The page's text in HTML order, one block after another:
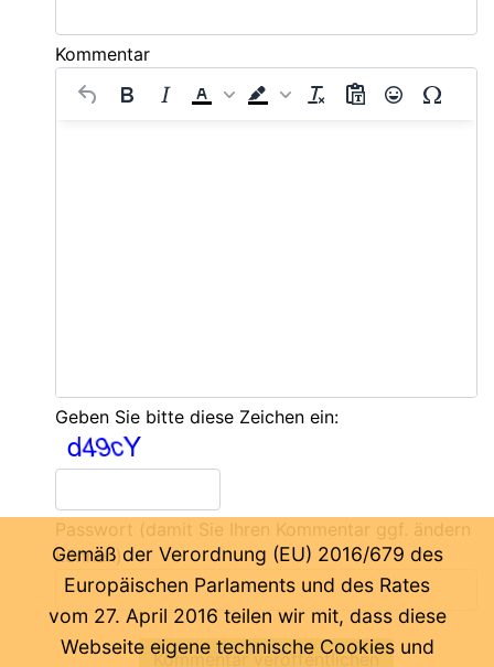
Kommentar
Geben Sie bitte diese Zeichen ein:
Passwort (damit Sie Ihren Kommentar ggf. ändern
können)
Gemäß der Verordnung (EU) 2016/679 des
Europäischen Parlaments und des Rates
vom 27. April 2016 teilen wir mit, dass diese
Webseite eigene technische Cookies und